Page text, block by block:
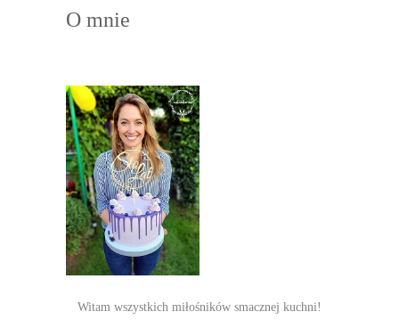
O mnie
Witam wszystkich miłośników smacznej kuchni!